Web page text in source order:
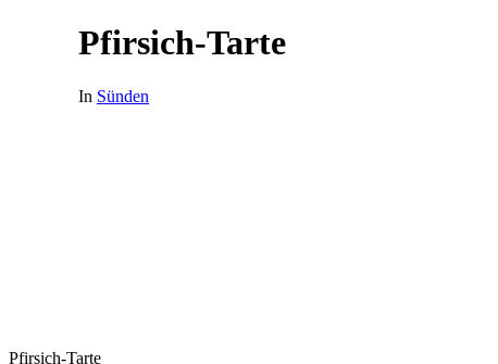
Pfirsich-Tarte
In Sünden
Pfirsich-Tarte